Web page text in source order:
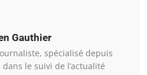
Gauthier
spécialisé depuis
le suivi de l’actualité